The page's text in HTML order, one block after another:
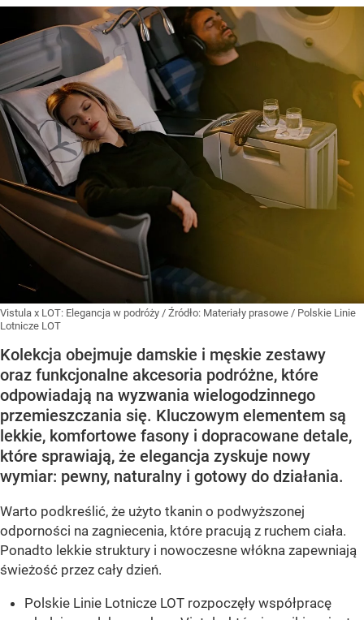
Vistula x LOT: Elegancja w podróży / Źródło: Materiały prasowe / Polskie Linie
Lotnicze LOT
Kolekcja obejmuje damskie i męskie zestawy
oraz funkcjonalne akcesoria podróżne, które
odpowiadają na wyzwania wielogodzinnego
przemieszczania się. Kluczowym elementem są
lekkie, komfortowe fasony i dopracowane detale,
które sprawiają, że elegancja zyskuje nowy
wymiar: pewny, naturalny i gotowy do działania.
Warto podkreślić, że użyto tkanin o podwyższonej
odporności na zagniecenia, które pracują z ruchem ciała.
Ponadto lekkie struktury i nowoczesne włókna zapewniają
świeżość przez cały dzień.
Polskie Linie Lotnicze LOT rozpoczęły współpracę